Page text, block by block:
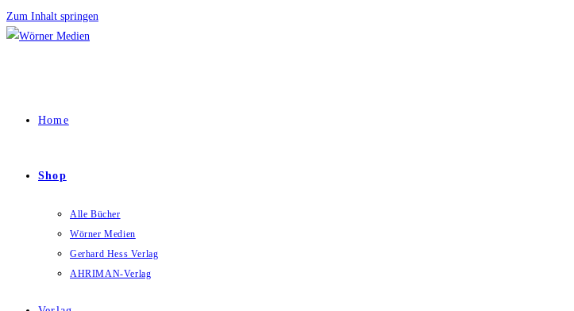
Zum Inhalt springen
Home
Shop
Alle Bücher
Wörner Medien
Gerhard Hess Verlag
AHRIMAN-Verlag